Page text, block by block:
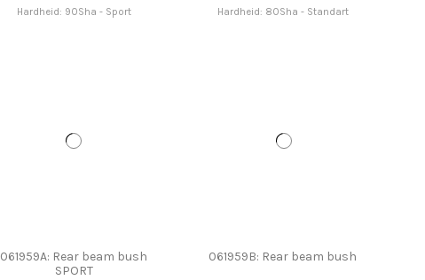
Hardheid: 90Sha - Sport Hardheid: 80Sha - Standart
061959A: Rear beam bush
SPORT
061959B: Rear beam bush